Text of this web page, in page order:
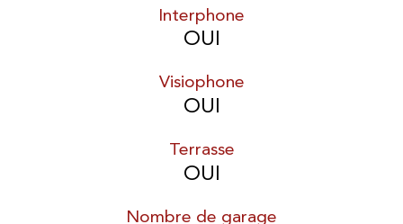
Interphone
OUI
Visiophone
OUI
Terrasse
OUI
Nombre de garage